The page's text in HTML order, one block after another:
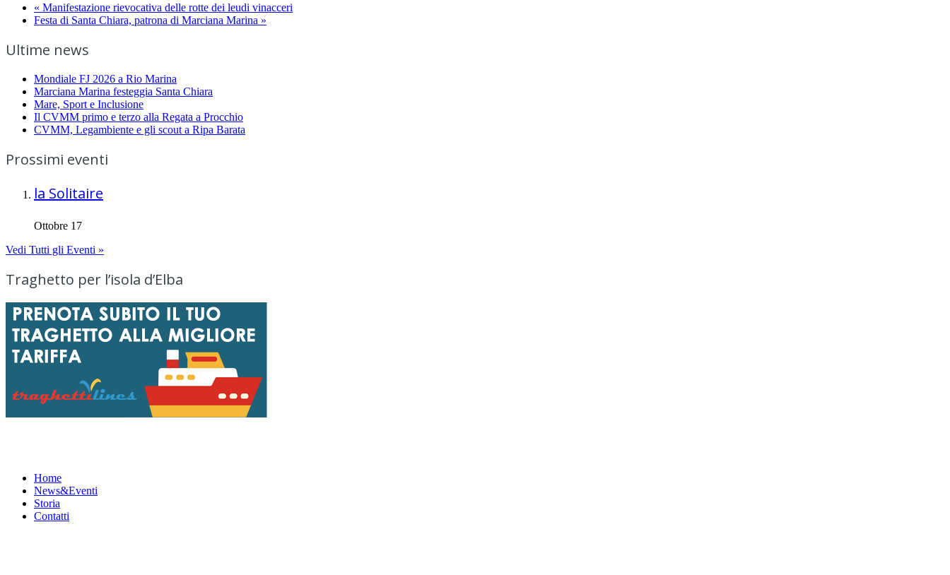
« Manifestazione rievocativa delle rotte dei leudi vinacceri
Festa di Santa Chiara, patrona di Marciana Marina »
Ultime news
Mondiale FJ 2026 a Rio Marina
Marciana Marina festeggia Santa Chiara
Mare, Sport e Inclusione
Il CVMM primo e terzo alla Regata a Procchio
CVMM, Legambiente e gli scout a Ripa Barata
Prossimi eventi
la Solitaire
Ottobre 17
Vedi Tutti gli Eventi »
Traghetto per l’isola d’Elba
Home
News&Eventi
Storia
Contatti